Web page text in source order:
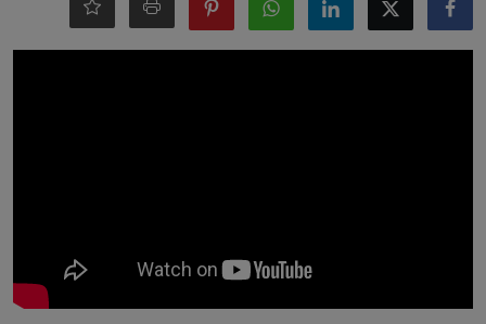
رسائل مهمة